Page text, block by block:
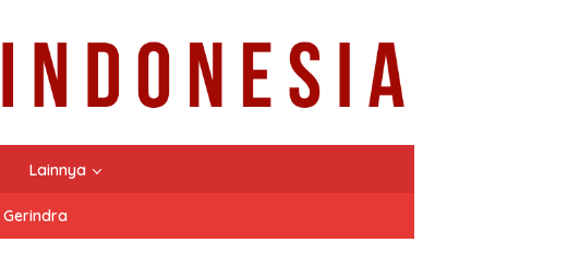
Lainnya
Gerindra